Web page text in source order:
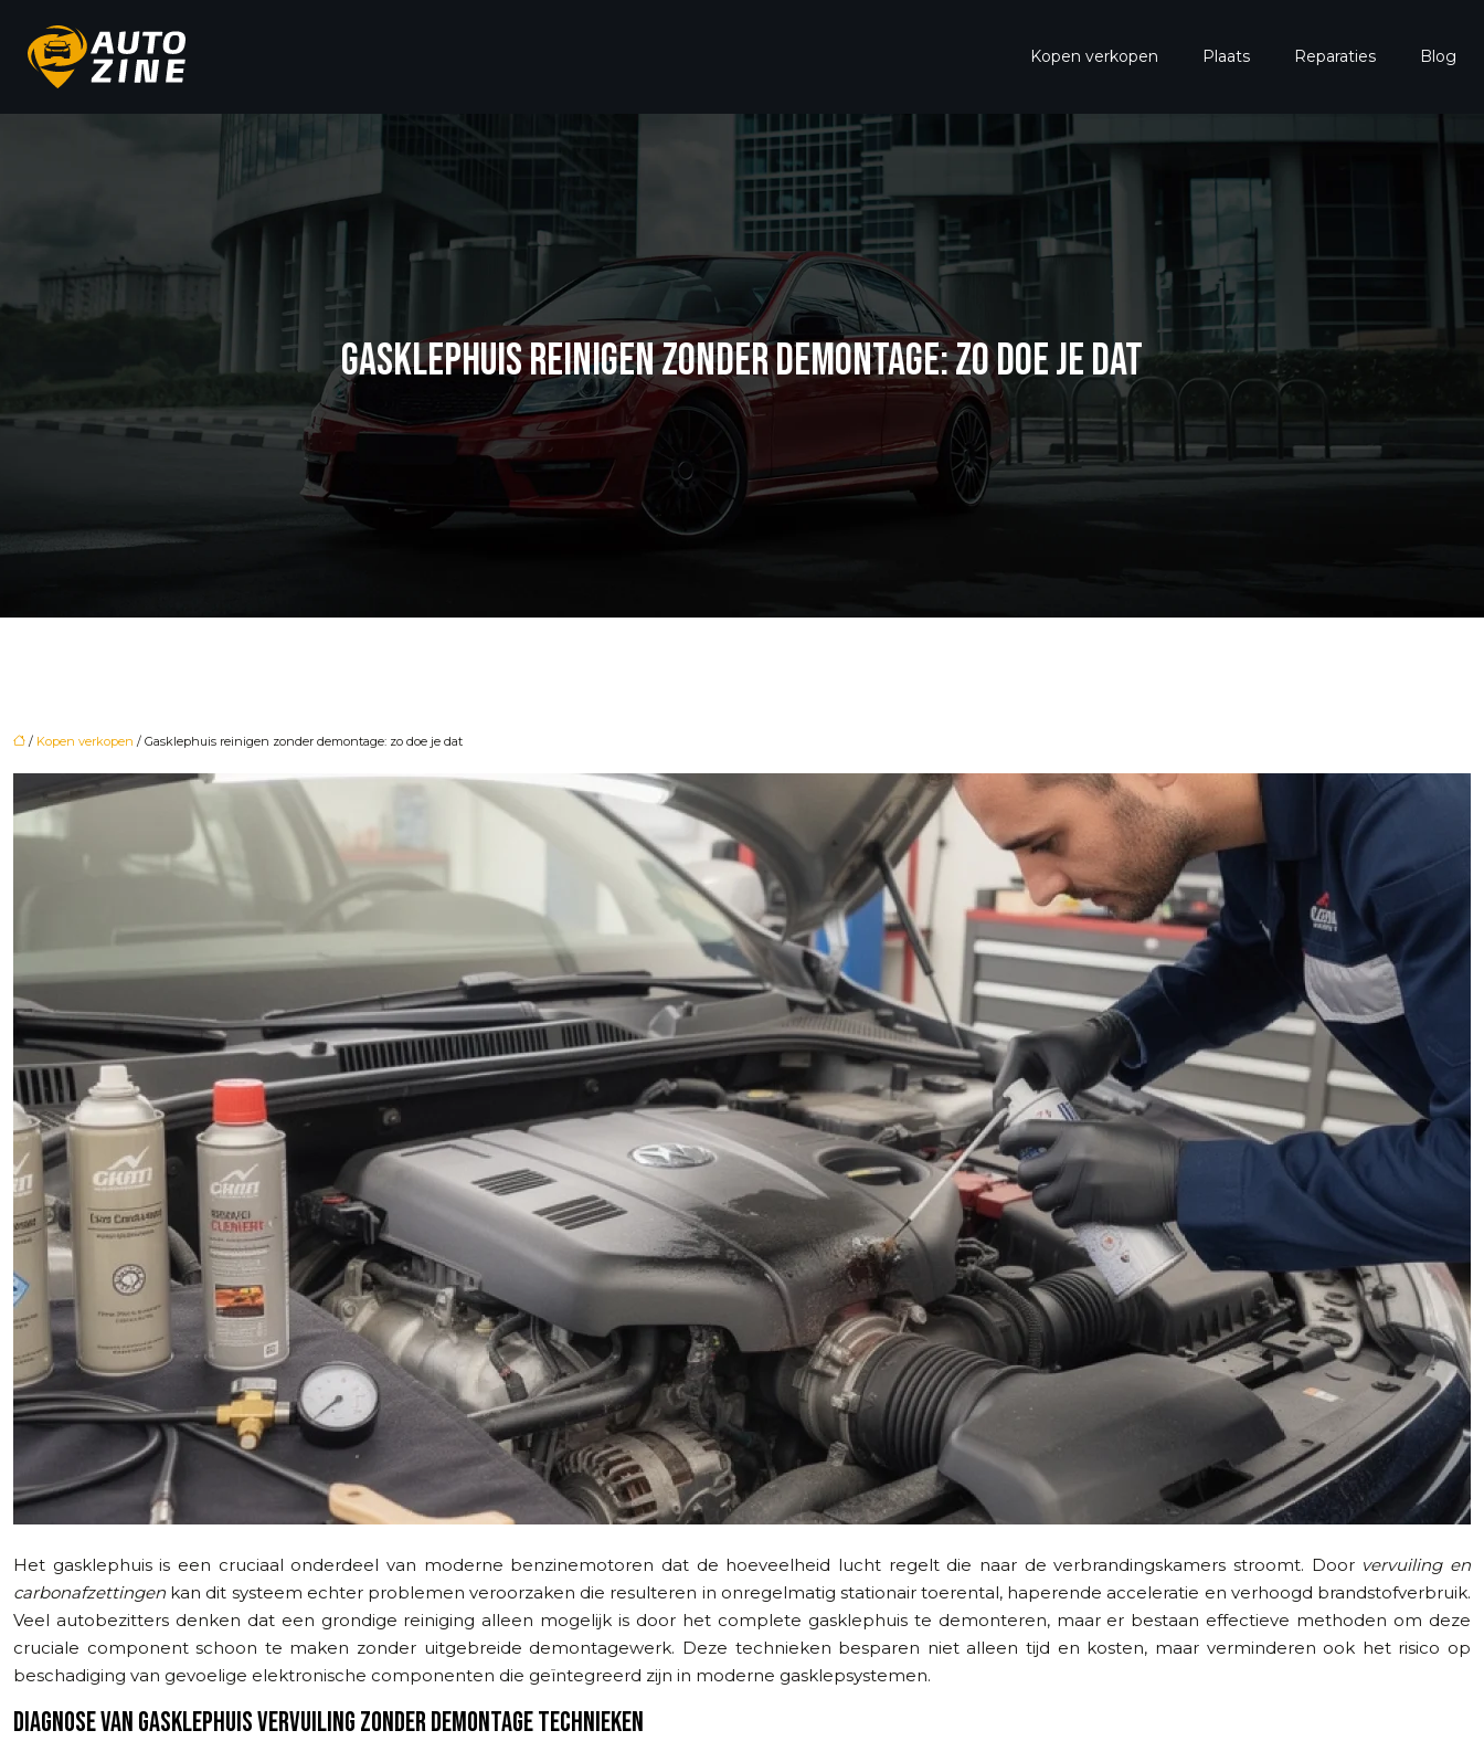
Kopen verkopen Plaats Reparaties Blog
GASKLEPHUIS REINIGEN ZONDER DEMONTAGE: ZO DOE JE DAT
/ Kopen verkopen / Gasklephuis reinigen zonder demontage: zo doe je dat
Het gasklephuis is een cruciaal onderdeel van moderne benzinemotoren dat de hoeveelheid lucht regelt die naar de verbrandingskamers stroomt. Door vervuiling en
carbonafzettingen kan dit systeem echter problemen veroorzaken die resulteren in onregelmatig stationair toerental, haperende acceleratie en verhoogd brandstofverbruik.
Veel autobezitters denken dat een grondige reiniging alleen mogelijk is door het complete gasklephuis te demonteren, maar er bestaan effectieve methoden om deze
cruciale component schoon te maken zonder uitgebreide demontagewerk. Deze technieken besparen niet alleen tijd en kosten, maar verminderen ook het risico op
beschadiging van gevoelige elektronische componenten die geïntegreerd zijn in moderne gasklepsystemen.
DIAGNOSE VAN GASKLEPHUIS VERVUILING ZONDER DEMONTAGE TECHNIEKEN